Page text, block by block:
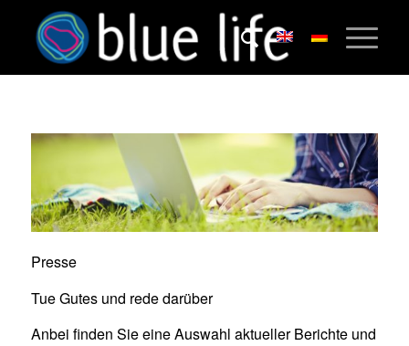
Presse
Tue Gutes und rede darüber
Anbei finden Sie eine Auswahl aktueller Berichte und